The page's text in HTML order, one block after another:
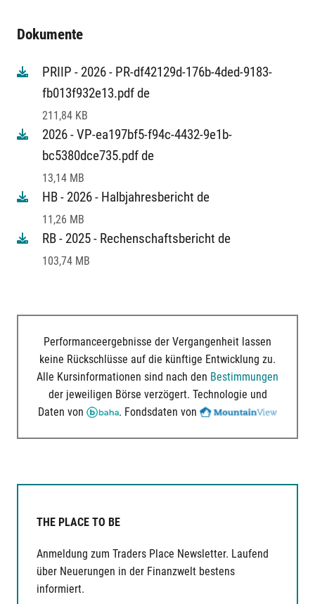
Dokumente
PRIIP - 2026 - PR-df42129d-176b-4ded-9183-
fb013f932e13.pdf de
211,84 KB
2026 - VP-ea197bf5-f94c-4432-9e1b-
bc5380dce735.pdf de
13,14 MB
HB - 2026 - Halbjahresbericht de
11,26 MB
RB - 2025 - Rechenschaftsbericht de
103,74 MB
Performanceergebnisse der Vergangenheit lassen
keine Rückschlüsse auf die künftige Entwicklung zu.
Alle Kursinformationen sind nach den Bestimmungen
der jeweiligen Börse verzögert. Technologie und
Daten von
. Fondsdaten von
THE PLACE TO BE
Anmeldung zum Traders Place Newsletter. Laufend
über Neuerungen in der Finanzwelt bestens
informiert.